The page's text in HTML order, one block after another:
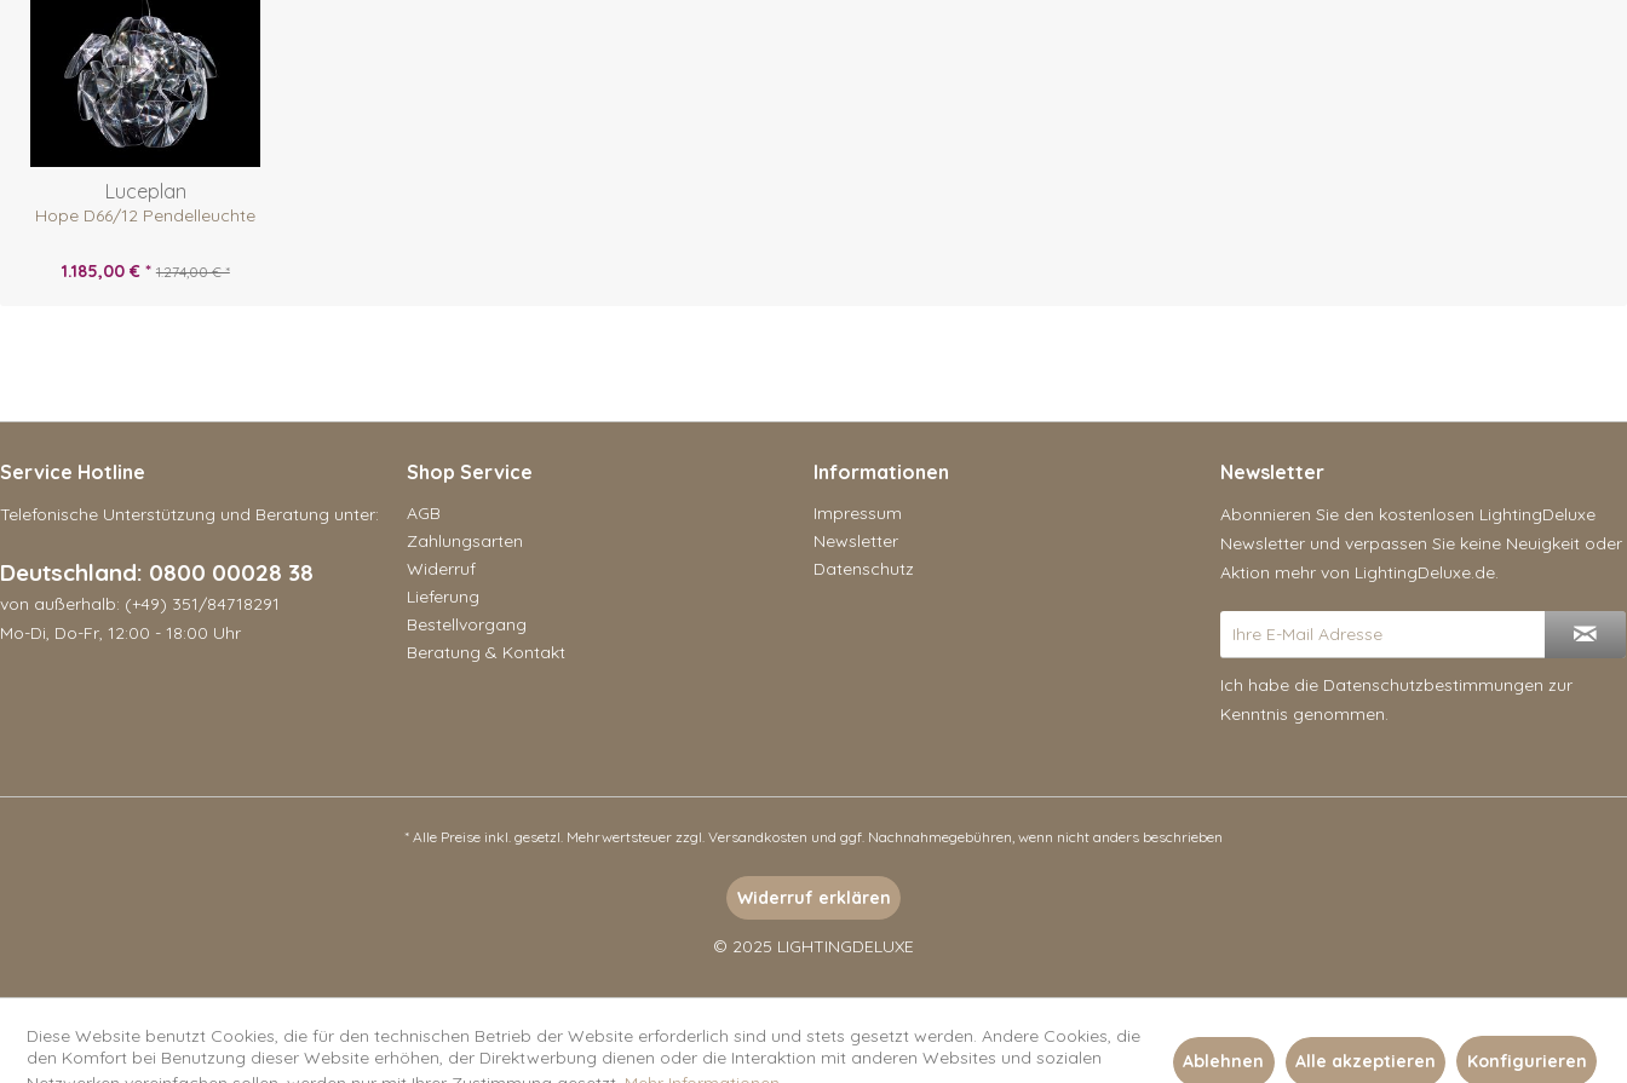
Luceplan
Hope D66/12 Pendelleuchte
1.185,00 € * 1.274,00 € *
Service Hotline
Telefonische Unterstützung und Beratung unter:
Deutschland: 0800 00028 38
von außerhalb: (+49) 351/84718291
Mo-Di, Do-Fr, 12:00 - 18:00 Uhr
Shop Service
AGB
Zahlungsarten
Widerruf
Lieferung
Bestellvorgang
Beratung & Kontakt
Informationen
Impressum
Newsletter
Datenschutz
Newsletter
Abonnieren Sie den kostenlosen LightingDeluxe
Newsletter und verpassen Sie keine Neuigkeit oder
Aktion mehr von LightingDeluxe.de.
Ich habe die Datenschutzbestimmungen zur
Kenntnis genommen.
* Alle Preise inkl. gesetzl. Mehrwertsteuer zzgl. Versandkosten und ggf. Nachnahmegebühren, wenn nicht anders beschrieben
Widerruf erklären
© 2025 LIGHTINGDELUXE
Diese Website benutzt Cookies, die für den technischen Betrieb der Website erforderlich sind und stets gesetzt werden. Andere Cookies, die
den Komfort bei Benutzung dieser Website erhöhen, der Direktwerbung dienen oder die Interaktion mit anderen Websites und sozialen
Ablehnen Alle akzeptieren Konfigurieren